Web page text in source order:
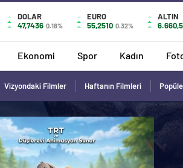
DOLAR
47,7436 0.18%
EURO
55,2510 0.32%
ALTIN
Ekonomi Spor Kadın
Vizyondaki Filmler Haftanın Filmleri